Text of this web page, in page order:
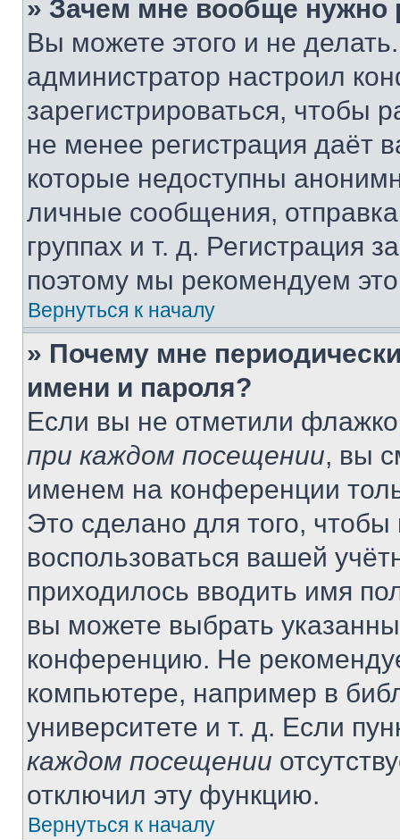
» Зачем мне вообще нужно
Вы можете этого и не
администратор настроил
зарегистрироваться, чтобы
не менее регистрация даёт
которые недоступны
личные сообщения,
группах и т. д. Регистрация
поэтому мы рекомендуем
Вернуться к началу
» Почему мне
имени и пароля?
Если вы не отметили
при каждом посещении, вы
именем на конференции
Это сделано для того, чтобы
воспользоваться вашей
приходилось вводить имя
вы можете выбрать
конференцию. Не
компьютере, например в
университете и т. д. Если
каждом посещении
отключил эту функцию.
Вернуться к началу